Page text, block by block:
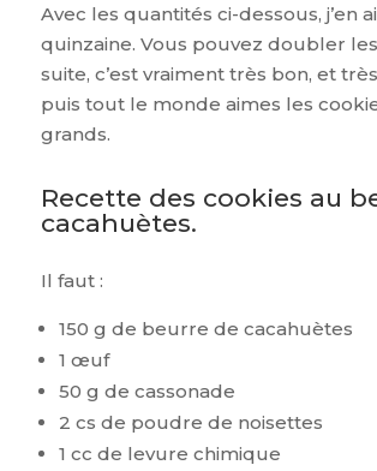
Avec les quantités ci-dessous, j’en
quinzaine. Vous pouvez doubler
suite, c’est vraiment très bon, et
puis tout le monde aimes les
grands.
Recette des cookies au
cacahuètes.
Il faut :
150 g de beurre de cacahuètes
1 œuf
50 g de cassonade
2 cs de poudre de noisettes
1 cc de levure chimique